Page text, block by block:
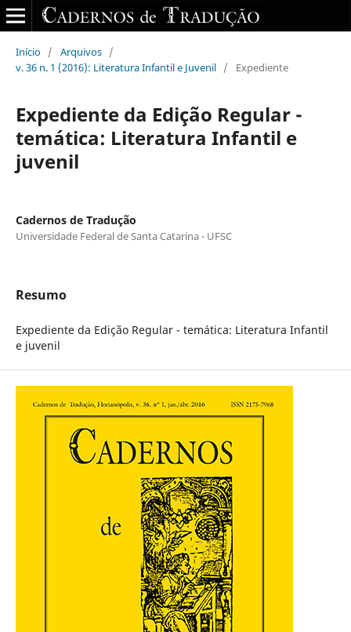
Início / Arquivos /
v. 36 n. 1 (2016): Literatura Infantil e Juvenil / Expediente
Expediente da Edição Regular -
temática: Literatura Infantil e
juvenil
Cadernos de Tradução
Universidade Federal de Santa Catarina - UFSC
Resumo
Expediente da Edição Regular - temática: Literatura Infantil
e juvenil